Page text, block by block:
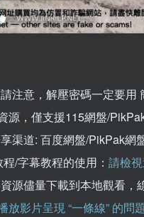
注意，解壓密碼一定要用
源，僅支援115網盤/
渠道: 百度網盤/PikPak網
/字幕教程的使用： 請檢
源儘量下載到本地觀看，
放影片呈現 “一條線” 的問